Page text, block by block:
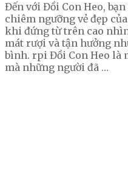
Đến với Đồi Con Heo,
chiêm ngưỡng vẻ đẹp
khi đứng từ trên cao
mát rượi và tận hưởng
bình. rpi Đồi Con Heo là
mà những người đã …